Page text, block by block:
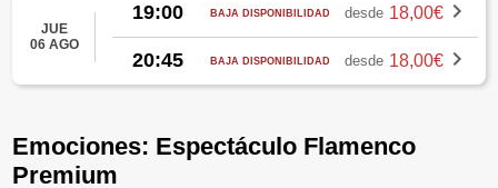
JUE
06 AGO
19:00 BAJA DISPONIBILIDAD desde 18,00€
20:45 BAJA DISPONIBILIDAD desde 18,00€
Emociones: Espectáculo Flamenco
Premium